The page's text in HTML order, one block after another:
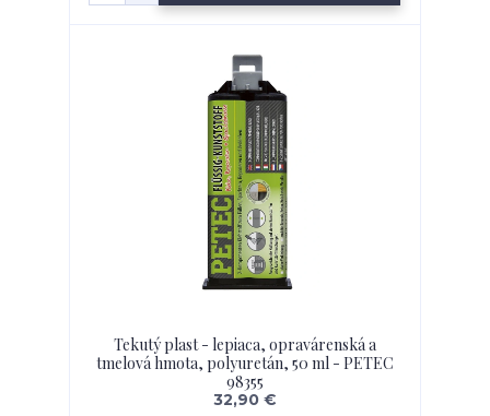
Tekutý plast - lepiaca, opravárenská a
tmelová hmota, polyuretán, 50 ml - PETEC
98355
32,90 €